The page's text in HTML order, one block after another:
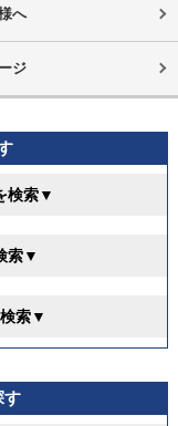
へ
ジ
検索▼
索▼
索▼
す